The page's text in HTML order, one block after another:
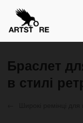
Браслет
в стилі